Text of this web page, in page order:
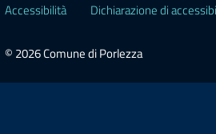
Accessibilità Dichiarazione di
© 2026 Comune di Porlezza